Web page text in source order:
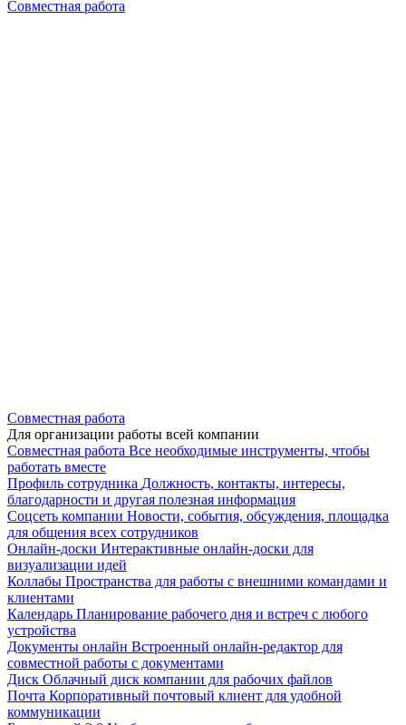
Совместная работа
Совместная работа
Для организации работы всей компании
Совместная работа Все необходимые инструменты, чтобы
работать вместе
Профиль сотрудника Должность, контакты, интересы,
благодарности и другая полезная информация
Соцсеть компании Новости, события, обсуждения, площадка
для общения всех сотрудников
Онлайн-доски Интерактивные онлайн-доски для
визуализации идей
Коллабы Пространства для работы с внешними командами и
клиентами
Календарь Планирование рабочего дня и встреч с любого
устройства
Документы онлайн Встроенный онлайн-редактор для
совместной работы с документами
Диск Облачный диск компании для рабочих файлов
Почта Корпоративный почтовый клиент для удобной
коммуникации